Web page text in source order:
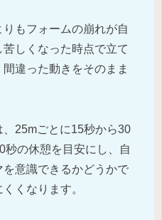
もフォームの崩れが自
しくなった時点で立て
違った動きをそのまま
25mごとに15秒から30
秒の休憩を目安にし、自
意識できるかどうかで
くなります。